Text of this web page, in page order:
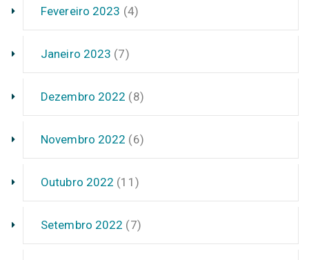
Fevereiro 2023 (4)
Janeiro 2023 (7)
Dezembro 2022 (8)
Novembro 2022 (6)
Outubro 2022 (11)
Setembro 2022 (7)